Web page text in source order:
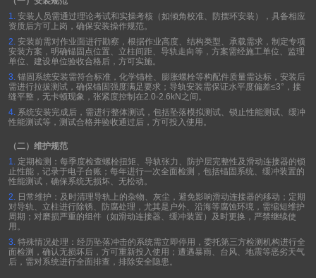
1. 安装人员需通过理论考试和实操考核（如倾角校准、防摆环安装），具备相应
资质后方可上岗，确保安装操作规范。
2. 安装前需对作业面进行勘察，根据作业高度、结构类型、承载需求，制定专项
安装方案，明确锚固点位置、立柱间距、导轨走向等，方案需经施工单位、监理
单位、建设单位验收合格后，方可实施。
3. 锚固系统安装需符合标准，化学锚栓、膨胀螺栓等构配件质量需达标，安装后
需进行拉拔测试，确保锚固强度满足要求；导轨安装需保证水平度偏差≤3° ，接
缝平整，无卡顿现象，张紧度控制在2.0-2.6kN 之间。
4. 系统安装完成后，需进行整体测试，包括坠落模拟测试、锁止性能测试、缓冲
性能测试等，测试合格并验收通过后，方可投入使用。
（二）维护规范
1. 定期检测：每季度检查螺栓扭矩、导轨张力、防护层完整性及滑动连接器的锁
止性能，记录于电子台账；每年进行一次全面检测，包括锚固系统、缓冲装置的
性能测试，确保系统无损坏、无松动。
2. 日常维护：及时清理导轨上的杂物、灰尘，避免影响滑动连接器的移动；定期
对导轨、立柱进行除锈、防腐处理，尤其是户外、沿海等腐蚀环境，需缩短维护
周期；对磨损严重的组件（如滑动连接器、缓冲装置）及时更换，严禁继续使
用。
3. 特殊情况处理：经历坠落冲击的系统需立即停用，委托第三方检测机构进行全
面检测，确认无损坏后，方可重新投入使用；遭遇暴雨、台风、地震等恶劣天气
后，需对系统进行全面排查，排除安全隐患。